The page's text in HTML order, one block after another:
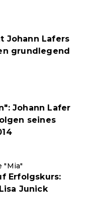
Johann Lafers
grundlegend
Johann Lafer
seines
"Mia"
Erfolgskurs:
Junick